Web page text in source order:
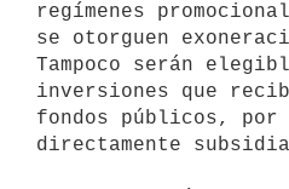
regímenes
se otorguen
Tampoco serán
inversiones que
fondos públicos,
directamente